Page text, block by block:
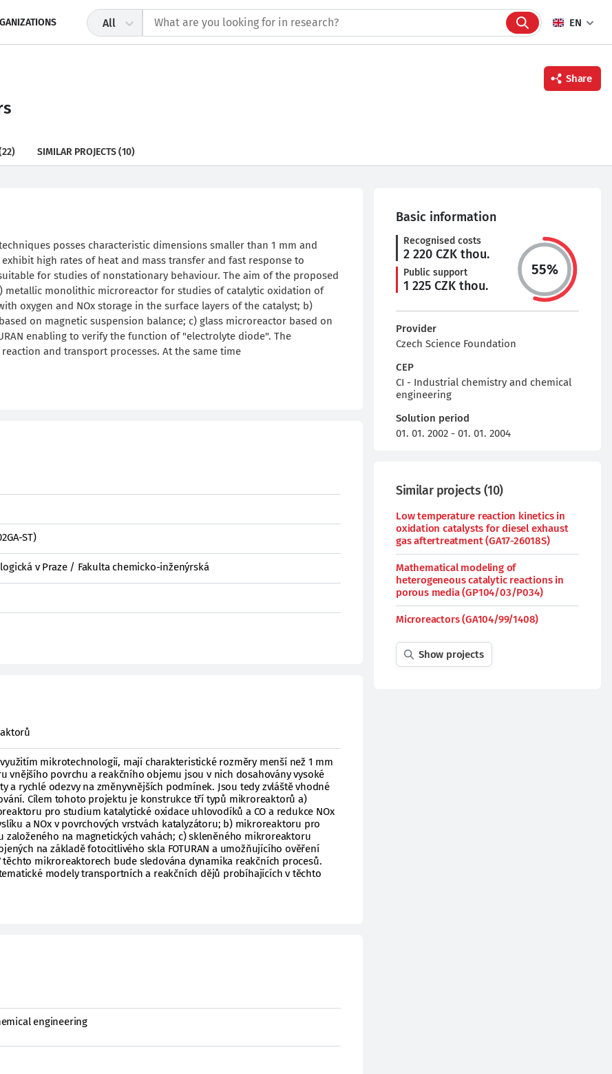
All EN
Twitter
Share
SIMILAR PROJECTS(10)
posses characteristic dimensions smaller than 1 mm and
high rates of heat and mass transfer and fast response to
for studies of nonstationary behaviour. The aim of the proposed
monolithic microreactor for studies of catalytic oxidation of
oxygen and NOx storage in the surface layers of the catalyst; b)
on magnetic suspension balance; c) glass microreactor based on
enabling to verify the function of "electrolyte diode". The
and transport processes. At the same time
ST)
v Praze / Fakulta chemicko-inženýrská
mikrotechnologií, mají charakteristické rozměry menší než 1 mm
vnějšího povrchu a reakčního objemu jsou v nich dosahovány vysoké
a rychlé odezvy na změnyvnějších podmínek. Jsou tedy zvláště vhodné
Cílem tohoto projektu je konstrukce tří typů mikroreaktorů a)
pro studium katalytické oxidace uhlovodíků a CO a redukce NOx
a NOx v povrchových vrstvách katalyzátoru; b) mikroreaktoru pro
na magnetických vahách; c) skleněného mikroreaktoru
na základě fotocitlivého skla FOTURAN a umožňujícího ověření
mikroreaktorech bude sledována dynamika reakčních procesů.
modely transportních a reakčních dějů probíhajících v těchto
engineering
Basic information
Recognised costs
2 220 CZK thou.
Public support
1 225 CZK thou.
55%
Provider
Czech Science Foundation
CEP
CI - Industrial chemistry and chemical
engineering
Solution period
01. 01. 2002 - 01. 01. 2004
Similar projects (10)
Low temperature reaction kinetics in
oxidation catalysts for diesel exhaust
gas aftertreatment (GA17-26018S)
Mathematical modeling of
heterogeneous catalytic reactions in
porous media (GP104/03/P034)
Microreactors (GA104/99/1408)
Show projects